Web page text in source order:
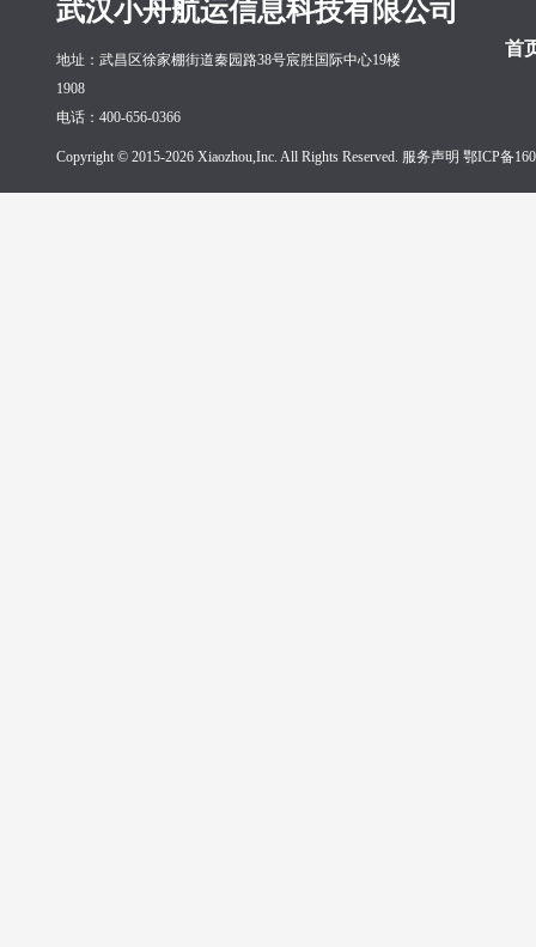
武汉小舟航运信息科技有限公司
首
地址：武昌区徐家棚街道秦园路38号宸胜国际中心19楼
1908
电话：400-656-0366
Copyright © 2015-2026 Xiaozhou,Inc. All Rights Reserved. 服务声明 鄂ICP备